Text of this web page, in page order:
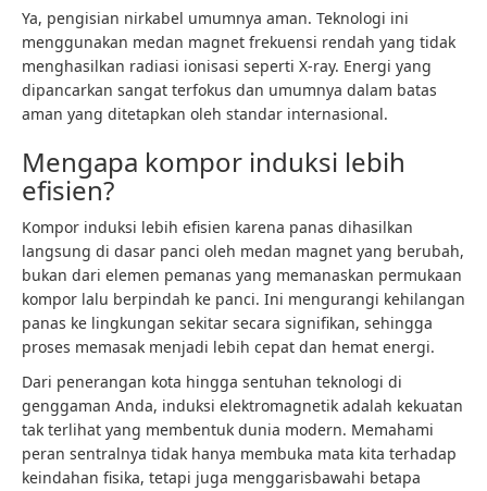
Ya, pengisian nirkabel umumnya aman. Teknologi ini
menggunakan medan magnet frekuensi rendah yang tidak
menghasilkan radiasi ionisasi seperti X-ray. Energi yang
dipancarkan sangat terfokus dan umumnya dalam batas
aman yang ditetapkan oleh standar internasional.
Mengapa kompor induksi lebih
efisien?
Kompor induksi lebih efisien karena panas dihasilkan
langsung di dasar panci oleh medan magnet yang berubah,
bukan dari elemen pemanas yang memanaskan permukaan
kompor lalu berpindah ke panci. Ini mengurangi kehilangan
panas ke lingkungan sekitar secara signifikan, sehingga
proses memasak menjadi lebih cepat dan hemat energi.
Dari penerangan kota hingga sentuhan teknologi di
genggaman Anda, induksi elektromagnetik adalah kekuatan
tak terlihat yang membentuk dunia modern. Memahami
peran sentralnya tidak hanya membuka mata kita terhadap
keindahan fisika, tetapi juga menggarisbawahi betapa